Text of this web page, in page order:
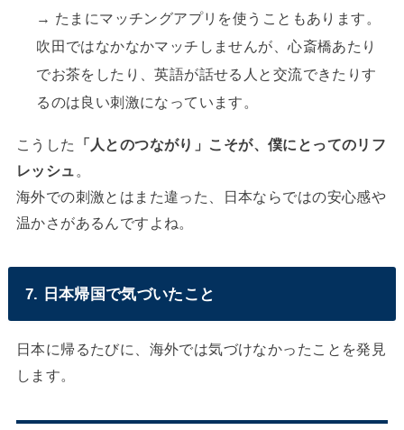
→ たまにマッチングアプリを使うこともあります。
吹田ではなかなかマッチしませんが、心斎橋あたり
でお茶をしたり、英語が話せる人と交流できたりす
るのは良い刺激になっています。
こうした
「人とのつながり」こそが、僕にとってのリフ
レッシュ 。
海外での刺激とはまた違った、日本ならではの安心感や
温かさがあるんですよね。
7. 日本帰国で気づいたこと
日本に帰るたびに、海外では気づけなかったことを発見
します。